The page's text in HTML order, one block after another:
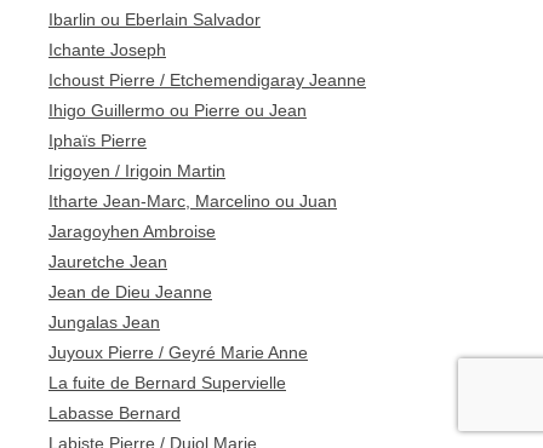
Ibarlin ou Eberlain Salvador
Ichante Joseph
Ichoust Pierre / Etchemendigaray Jeanne
Ihigo Guillermo ou Pierre ou Jean
Iphaïs Pierre
Irigoyen / Irigoin Martin
Itharte Jean-Marc, Marcelino ou Juan
Jaragoyhen Ambroise
Jauretche Jean
Jean de Dieu Jeanne
Jungalas Jean
Juyoux Pierre / Geyré Marie Anne
La fuite de Bernard Supervielle
Labasse Bernard
Labiste Pierre / Dujol Marie